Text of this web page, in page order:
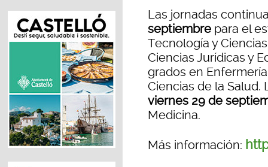
Las jornadas
septiembre para el
Tecnología y
Ciencias Jurídicas y
grados en
Ciencias de la Salud.
viernes 29 de
Medicina.
Más información: